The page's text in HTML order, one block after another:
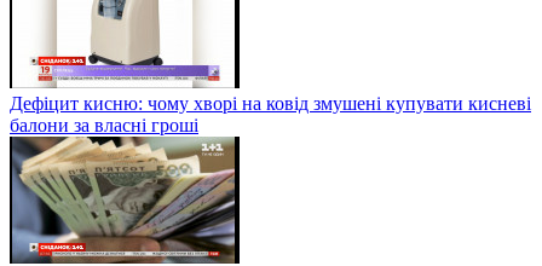
Дефіцит кисню: чому хворі на ковід змушені купувати кисневі
балони за власні гроші